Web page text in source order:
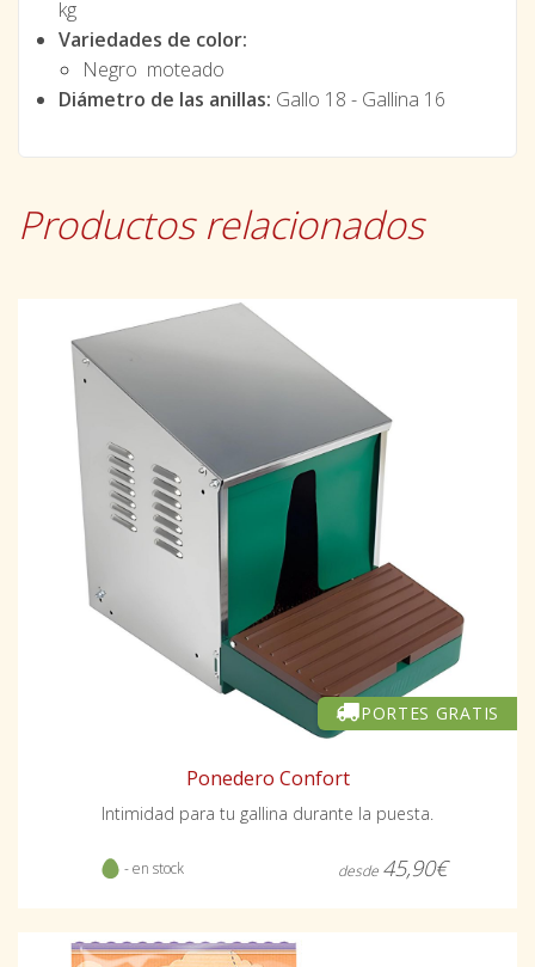
kg
Variedades de color:
Negro moteado
Diámetro de las anillas: Gallo 18 - Gallina 16
Productos relacionados
PORTES GRATIS
Ponedero Confort
Intimidad para tu gallina durante la puesta.
- en stock desde 45,90€